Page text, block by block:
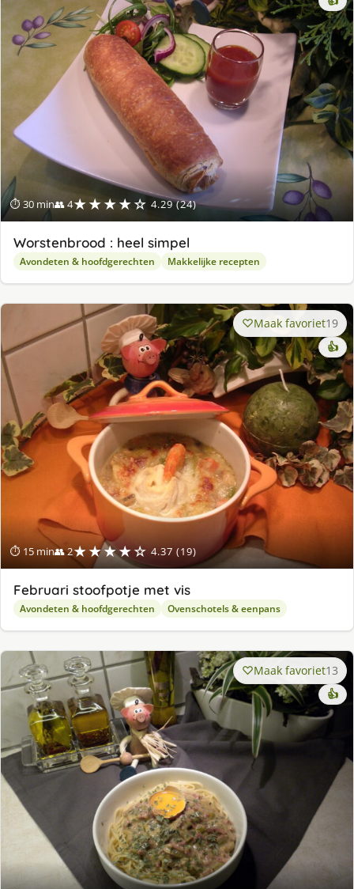
⏱ 30 min👥 4★★★★☆ 4.29 (24)
Worstenbrood : heel simpel
Avondeten & hoofdgerechten Makkelijke recepten
⏱ 15 min👥 2★★★★☆ 4.37 (19)
Maak favoriet19
👍
Februari stoofpotje met vis
Avondeten & hoofdgerechten Ovenschotels & eenpans
Maak favoriet13
👍